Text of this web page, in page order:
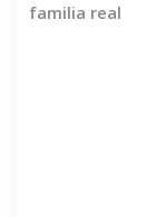
familia real